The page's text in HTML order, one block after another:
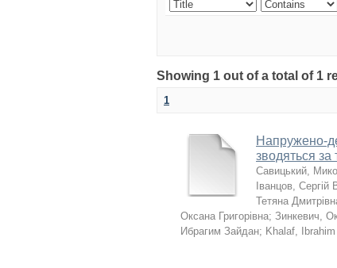
Showing 1 out of a total of 1
1
Напружено-
зводяться за
Савицький,
Іванцов, Сергій
Тетяна
Оксана Григорівна; Зинкевич,
Ибрагим Зайдан; Khalaf,